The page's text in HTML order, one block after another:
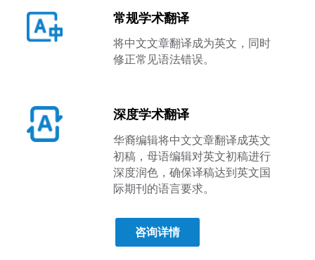
常规学术翻译
将中文文章翻译成为英文，同时
修正常见语法错误。
深度学术翻译
华裔编辑将中文文章翻译成英文
初稿，母语编辑对英文初稿进行
深度润色，确保译稿达到英文国
际期刊的语言要求。
咨询详情